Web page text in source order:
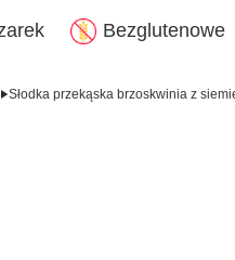
Bezglutenowe
Słodka przekąska brzoskwinia z